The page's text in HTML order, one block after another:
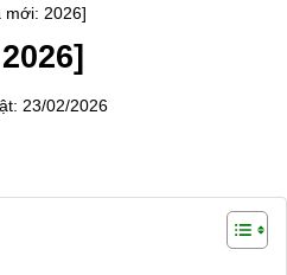
mới: 2026]
23/02/2026